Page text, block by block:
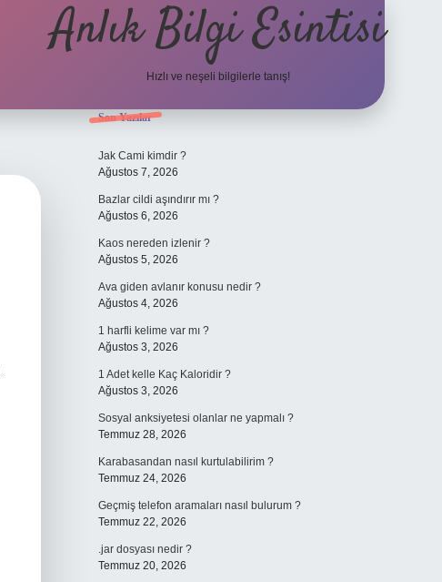
Anlık Bilgi Esintisi
Hızlı ve neşeli bilgilerle tanış!
Sidebar
Son Yazılar
Jak Cami kimdir ?
Ağustos 7, 2026
Bazlar cildi aşındırır mı ?
Ağustos 6, 2026
Kaos nereden izlenir ?
Ağustos 5, 2026
Ava giden avlanır konusu nedir ?
Ağustos 4, 2026
1 harfli kelime var mı ?
Ağustos 3, 2026
1 Adet kelle Kaç Kaloridir ?
Ağustos 3, 2026
Sosyal anksiyetesi olanlar ne yapmalı ?
Temmuz 28, 2026
Karabasandan nasıl kurtulabilirim ?
Temmuz 24, 2026
Geçmiş telefon aramaları nasıl bulurum ?
Temmuz 22, 2026
.jar dosyası nedir ?
Temmuz 20, 2026